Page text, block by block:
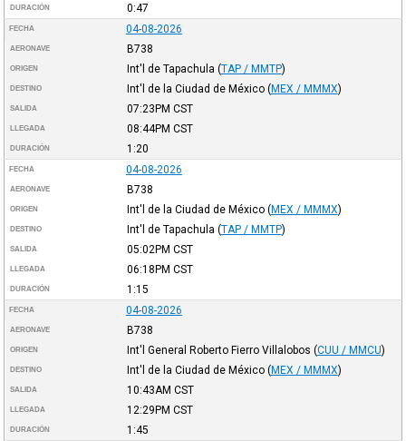
DURACIÓN 0:47
FECHA 04-08-2026
AERONAVE B738
ORIGEN Int'l de Tapachula (TAP / MMTP)
DESTINO Int'l de la Ciudad de México (MEX / MMMX)
SALIDA 07:23PM CST
LLEGADA 08:44PM CST
DURACIÓN 1:20
FECHA 04-08-2026
AERONAVE B738
ORIGEN Int'l de la Ciudad de México (MEX / MMMX)
DESTINO Int'l de Tapachula (TAP / MMTP)
SALIDA 05:02PM CST
LLEGADA 06:18PM CST
DURACIÓN 1:15
FECHA 04-08-2026
AERONAVE B738
ORIGEN Int'l General Roberto Fierro Villalobos (CUU / MMCU)
DESTINO Int'l de la Ciudad de México (MEX / MMMX)
SALIDA 10:43AM CST
LLEGADA 12:29PM CST
DURACIÓN 1:45